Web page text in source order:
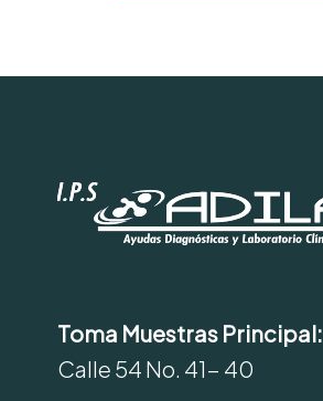
Toma Muestras Principal:
Calle 54 No. 41- 40